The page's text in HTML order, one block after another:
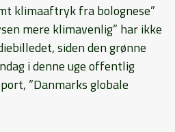
klimaaftryk fra bolognese”
mere klimavenlig” har ikke
siden den grønne
i denne uge offentlig
”Danmarks globale